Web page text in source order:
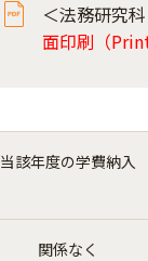
＜法務研究
面印刷（
当該年度の学費納入
関係なく